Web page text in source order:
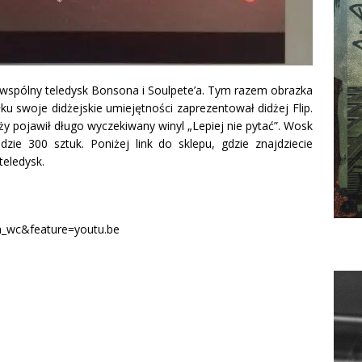
teledysk Bonsona i Soulpete’a. Tym razem obrazka
swoje didżejskie umiejętności zaprezentował didżej Flip.
długo wyczekiwany winyl „Lepiej nie pytać”. Wosk
300 sztuk. Poniżej link do sklepu, gdzie znajdziecie